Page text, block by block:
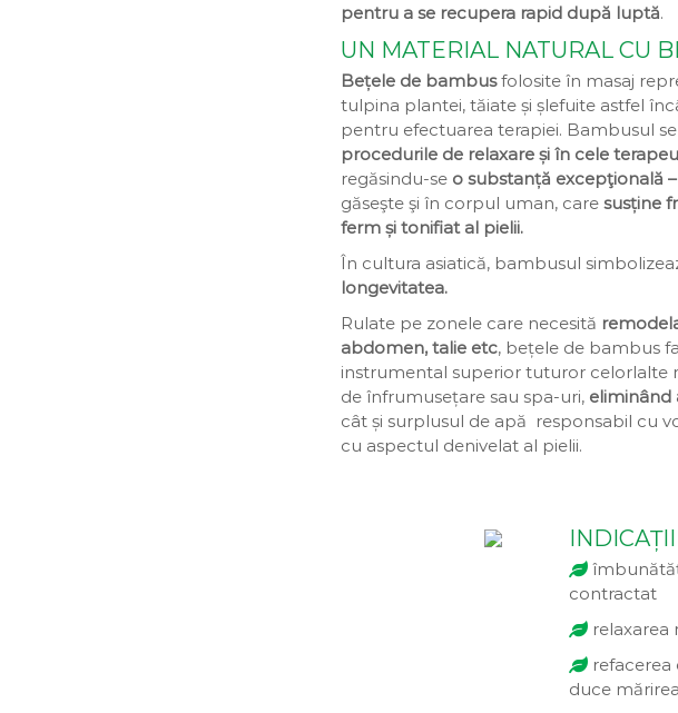
pentru a se recupera rapid după luptă.
UN MATERIAL NATURAL CU
Bețele de bambusfolosite în masaj
tulpina plantei, tăiate și șlefuite astfel
pentru efectuarea terapiei. Bambusul
procedurile de relaxare și în cele
regăsindu-seo substanță excepţională –
găseşte şi în corpul uman, care susține
ferm și tonifiat al pielii.
În cultura asiatică, bambusul
longevitatea.
Rulate pe zonele care necesită
abdomen, talie etc, bețele de bambus
instrumental superior tuturor celorlalte
de înfrumusețare sau spa-uri, eliminând
cât și surplusul de apă responsabil cu
cu aspectul denivelat al pielii.
INDICAȚII
contractat
duce